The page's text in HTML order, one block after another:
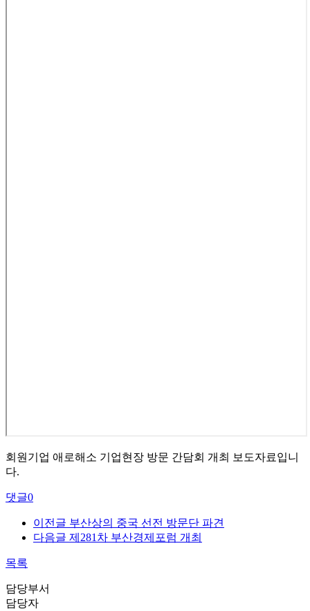
회원기업 애로해소 기업현장 방문 간담회 개최 보도자료입니
다.
댓글0
이전글 부산상의 중국 선전 방문단 파견
다음글 제281차 부산경제포럼 개최
목록
담당부서
담당자